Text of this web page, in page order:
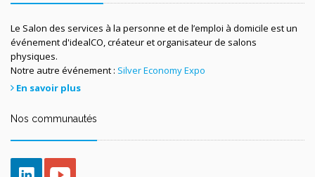
Le Salon des services à la personne et de l’emploi à domicile est un
événement d'idealCO, créateur et organisateur de salons
physiques.
Notre autre événement : Silver Economy Expo
En savoir plus
Nos communautés